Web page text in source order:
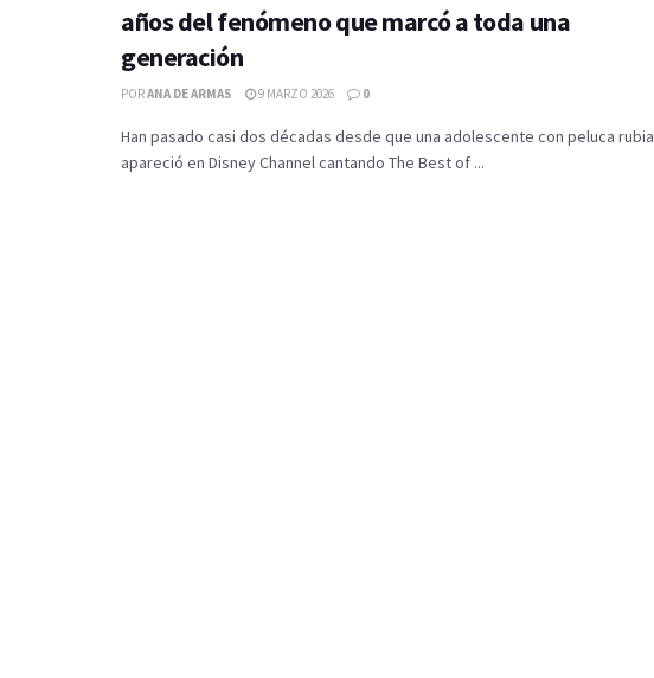
años del fenómeno que marcó a toda una
generación
PORANA DE ARMAS 9 MARZO 2026 0
Han pasado casi dos décadas desde que una adolescente con peluca rubia
apareció en Disney Channel cantando The Best of ...